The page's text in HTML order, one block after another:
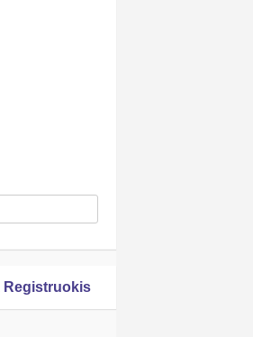
Registruokis